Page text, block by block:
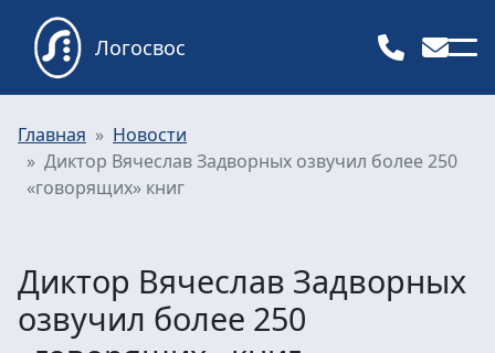
Логосвос
Главная
Новости
Диктор Вячеслав Задворных озвучил более 250
«говорящих» книг
Диктор Вячеслав Задворных
озвучил более 250